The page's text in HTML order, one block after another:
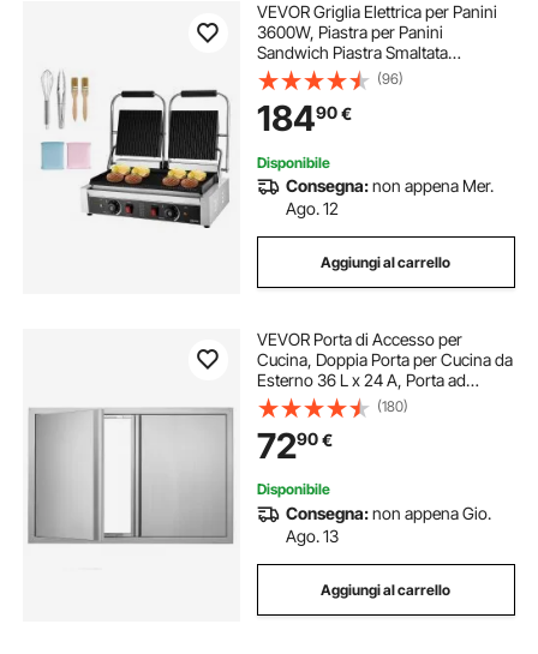
VEVOR Griglia Elettrica per Panini
3600W, Piastra per Panini
Sandwich Piastra Smaltata
Scanalata 48,5x23 cm, Piastra
Doppia in Acciaio Inox, Controllo
della Temperatura, per Hamburger,
Bistecche
(96)
18490€
Disponibile
Consegna:non appena Mer.
Ago. 12
Aggiungi al carrello
VEVOR Porta di Accesso per
Cucina, Doppia Porta per Cucina da
Esterno 36 L x 24 A, Porta ad
Incasso in Acciaio Inox ad Incasso,
per Isola BBQ, Stazione per
Grigliate, Armadietto da Esterno
(180)
7290€
Disponibile
Consegna:non appena Gio.
Ago. 13
Aggiungi al carrello